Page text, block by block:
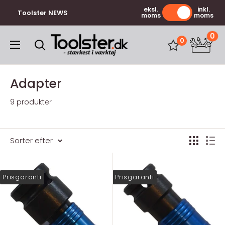
Toolster NEWS eksl.
moms
inkl.
moms
Toolster.dk 0 0
Adapter
9 produkter
Sorter efter
Prisgaranti Prisgaranti